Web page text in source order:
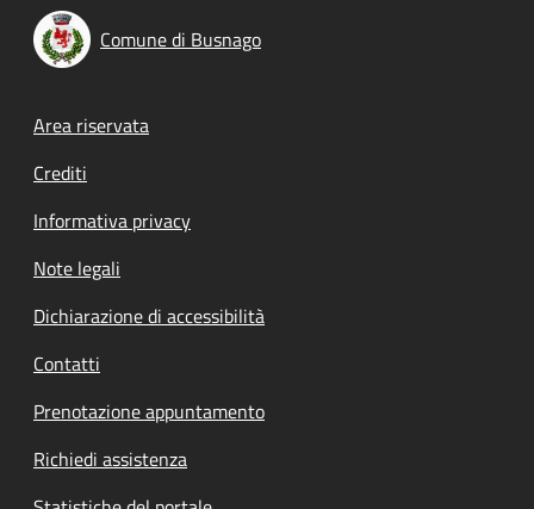
Comune di Busnago
Footer menu
Area riservata
Crediti
Informativa privacy
Note legali
Dichiarazione di accessibilità
Contatti
Prenotazione appuntamento
Richiedi assistenza